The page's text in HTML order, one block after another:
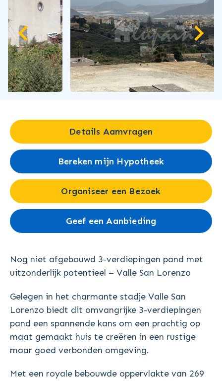
Details Aamvragen
Bereken mijn Hypotheek
Organiseer een Bezoek
Geef een Aanbieding
Nog niet afgebouwd 3-verdiepingen pand met
uitzonderlijk potentieel – Valle San Lorenzo
Gelegen in het charmante stadje Valle San
Lorenzo biedt dit omvangrijke 3-verdiepingen
pand een spannende kans om een prachtig op
maat gemaakt huis te creëren in een rustige
maar goed verbonden omgeving.
Met een royale bebouwde oppervlakte van 269